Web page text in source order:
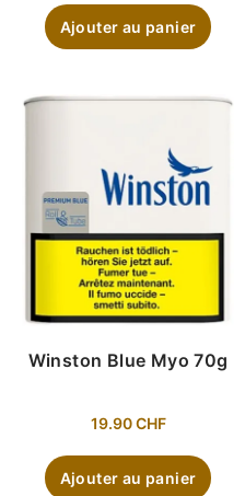
Ajouter au panier
Winston Blue Myo 70g
19.90CHF
Ajouter au panier